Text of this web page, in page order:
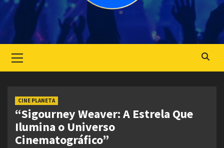
Menu
CINE PLANETA
“Sigourney Weaver: A Estrela Que
Ilumina o Universo
Cinematográfico”